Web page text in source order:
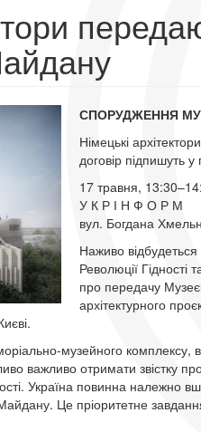
СПОРУДЖЕННЯ
Німецькі
договір підпишуть
17 травня,
У К Р І Н Ф О Р М
вул. Богдана
Наживо
Революції
про передачу
архітектурного
музейного комплексу,
важливо отримати звістку
Україна повинна належно
Це пріоритетне